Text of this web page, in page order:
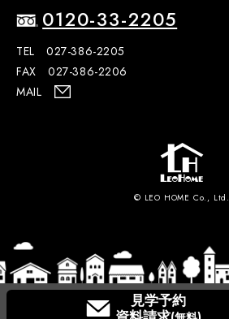
0120-33-2205
TEL 027-386-2205
FAX 027-386-2206
MAIL
© LEO HOME Co., Ltd.
見学予約